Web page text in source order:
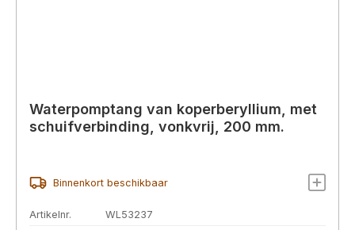
Waterpomptang van koperberyllium, met
schuifverbinding, vonkvrij, 200 mm.
Binnenkort beschikbaar
Artikelnr.
WL53237